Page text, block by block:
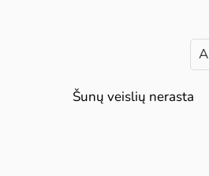
A
Šunų veislių nerasta